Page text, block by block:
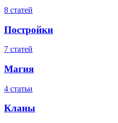
8 статей
Постройки
7 статей
Магия
4 статьи
Кланы